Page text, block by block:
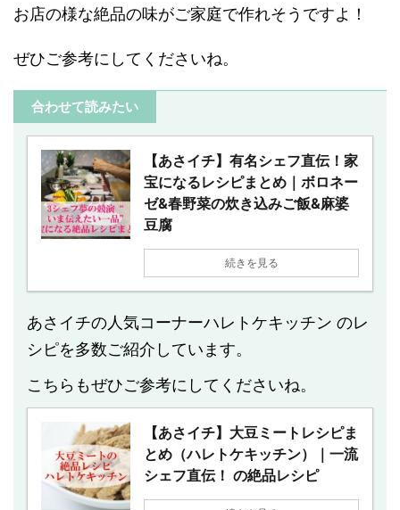
お店の様な絶品の味がご家庭で作れそうですよ！
ぜひご参考にしてくださいね。
合わせて読みたい
【あさイチ】有名シェフ直伝！家
宝になるレシピまとめ｜ボロネー
ゼ&春野菜の炊き込みご飯&麻婆
豆腐
続きを見る
あさイチの人気コーナーハレトケキッチン のレ
シピを多数ご紹介しています。
こちらもぜひご参考にしてくださいね。
【あさイチ】大豆ミートレシピま
とめ（ハレトケキッチン）｜一流
シェフ直伝！ の絶品レシピ